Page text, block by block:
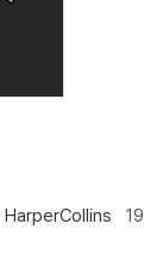
HarperCollins 19